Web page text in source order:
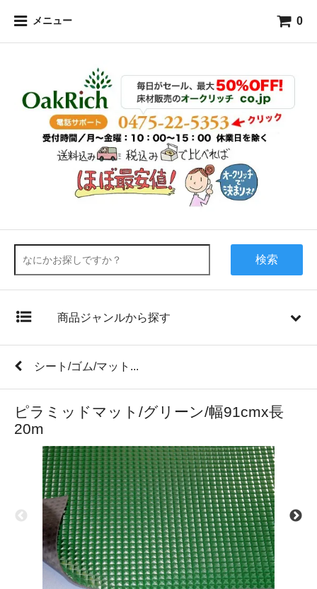
メニュー 0
検索
商品ジャンルから探す
シート/ゴム/マット...
ピラミッドマット/グリーン/幅91cmx長
20m